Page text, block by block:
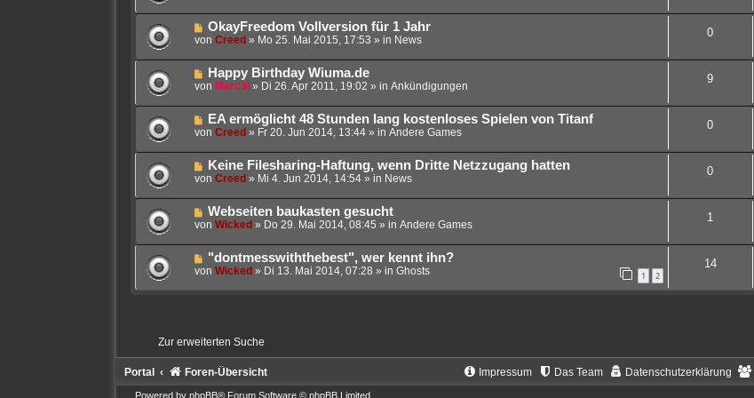
a
g
r
a
g
e
r
B
r
a
g
N
e
e
B
r
a
g
OkayFreedom Vollversion für 1 Jahr
von Creed » Mo 25. Mai 2015, 17:53 » in News
0
N
e
e
B
r
a
g
Happy Birthday Wiuma.de
von Marc3l » Di 26. Apr 2011, 19:02 » in Ankündigungen
9
N
e
e
B
r
a
g
EA ermöglicht 48 Stunden lang kostenloses Spielen von Titanf
von Creed » Fr 20. Jun 2014, 13:44» in Andere Games
0
N
e
e
B
r
a
Keine Filesharing-Haftung, wenn Dritte Netzzugang hatten
von Creed » Mi 4. Jun 2014, 14:54» in News
0
N
e
e
B
g
Webseiten baukasten gesucht
von Wicked » Do 29. Mai 2014, 08:45 » in Andere Games
1
N
e
e
i
t
r
g
"dontmesswiththebest", wer kennt ihn?
von Wicked » Di 13. Mai 2014, 07:28 » in Ghosts 1 2
14
Zur erweiterten Suche
Portal Foren-Übersicht Datenschutzerklärung
Das Team
Impressum
Powered by phpBB® Forum Software © phpBB Limited